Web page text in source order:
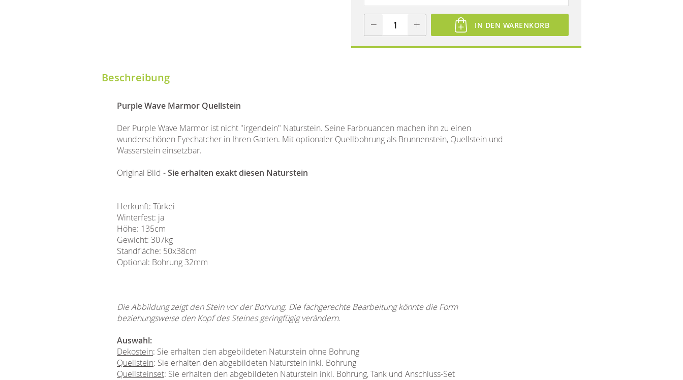
IN DEN WARENKORB
Beschreibung
Purple Wave Marmor Quellstein
Der Purple Wave Marmor ist nicht "irgendein" Naturstein. Seine Farbnuancen machen ihn zu einen
wunderschönen Eyechatcher in Ihren Garten. Mit optionaler Quellbohrung als Brunnenstein, Quellstein und
Wasserstein einsetzbar.
Original Bild -Sie erhalten exakt diesen Naturstein
Herkunft: Türkei
Winterfest: ja
Höhe: 135cm
Gewicht: 307kg
Standfläche: 50x38cm
Optional: Bohrung 32mm
Die Abbildung zeigt den Stein vor der Bohrung. Die fachgerechte Bearbeitung könnte die Form
beziehungsweise den Kopf des Steines geringfügig verändern.
Auswahl:
Dekostein: Sie erhalten den abgebildeten Naturstein ohne Bohrung
Quellstein: Sie erhalten den abgebildeten Naturstein inkl. Bohrung
Quellsteinset: Sie erhalten den abgebildeten Naturstein inkl. Bohrung, Tank und Anschluss-Set